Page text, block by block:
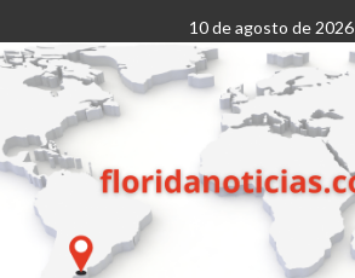
al
contenido
10 de agosto de 2026